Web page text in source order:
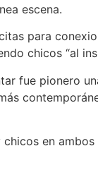
escena.
para
chicos “al
fue pionero
en